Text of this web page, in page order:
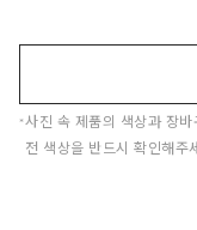
사진 속 제품의 색상과 장
전 색상을 반드시 확인해주